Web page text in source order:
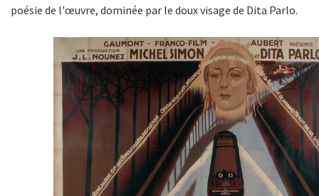
poésie de l'œuvre, dominée par le doux visage de Dita Parlo.